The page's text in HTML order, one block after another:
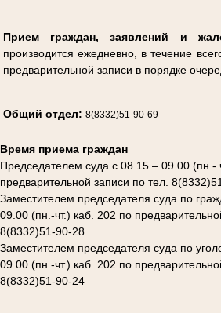
Прием граждан, заявлений и
производится ежедневно, в течение
предварительной записи в порядке
Общий отдел: 8(8332)51-90-69
Время приема граждан
Председателем суда с 08.15 – 09.00 (пн.-
предварительной записи по тел.
Заместителем председателя суда по
09.00 (пн.-чт.) каб. 202 по
8(8332)51-90-28
Заместителем председателя суда по
09.00 (пн.-чт.) каб. 202 по
8(8332)51-90-24